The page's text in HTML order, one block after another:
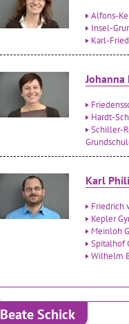
Alfons-
Insel-
Karl-
Hardt-
Schiller-
Karl
Friedrich
Kepler
Meinloh
Spitalhof
Wilhelm
Beate Schick